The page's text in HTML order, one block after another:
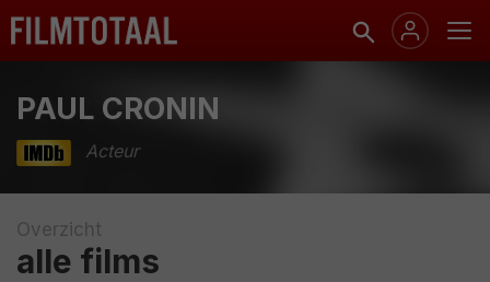
PAUL CRONIN
Acteur
Overzicht
alle films